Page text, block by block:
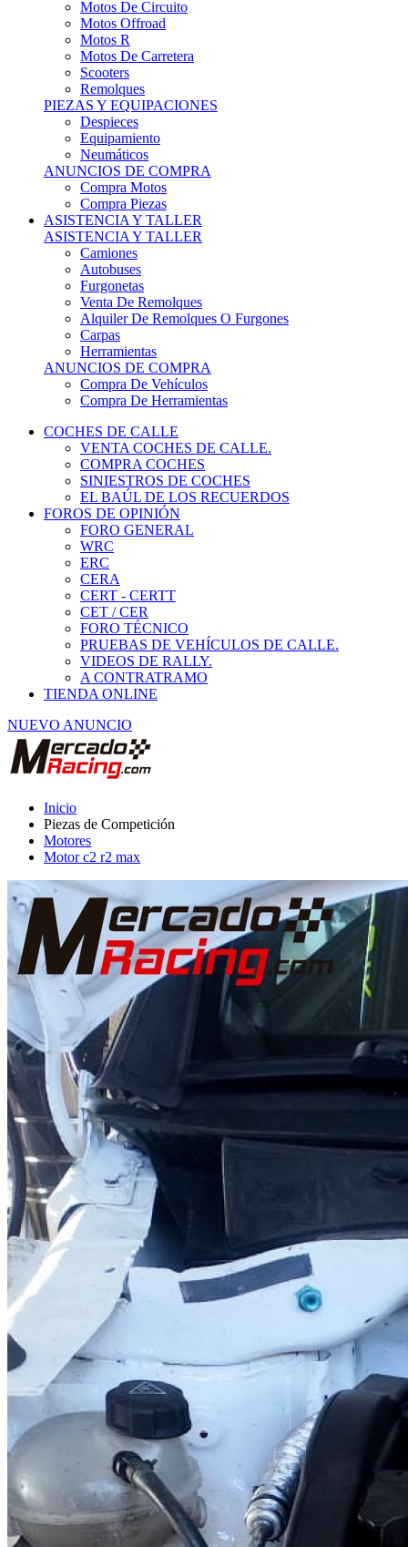
Motos R
Motos De Carretera
Scooters
Remolques
PIEZAS Y EQUIPACIONES
Despieces
Equipamiento
Neumáticos
ANUNCIOS DE COMPRA
Compra Motos
Compra Piezas
ASISTENCIA Y TALLER
ASISTENCIA Y TALLER
Camiones
Autobuses
Furgonetas
Venta De Remolques
Alquiler De Remolques O Furgones
Carpas
Herramientas
ANUNCIOS DE COMPRA
Compra De Vehículos
Compra De Herramientas
COCHES DE CALLE
VENTA COCHES DE CALLE.
COMPRA COCHES
SINIESTROS DE COCHES
EL BAÚL DE LOS RECUERDOS
FOROS DE OPINIÓN
FORO GENERAL
WRC
ERC
CERA
CERT - CERTT
CET / CER
FORO TÉCNICO
PRUEBAS DE VEHÍCULOS DE CALLE.
VIDEOS DE RALLY.
A CONTRATRAMO
TIENDA ONLINE
NUEVO ANUNCIO
Piezas de Competición
Motores
Motor c2 r2 max